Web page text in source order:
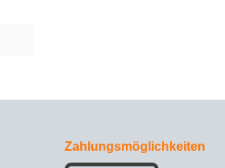
Zahlungsmöglichkeiten